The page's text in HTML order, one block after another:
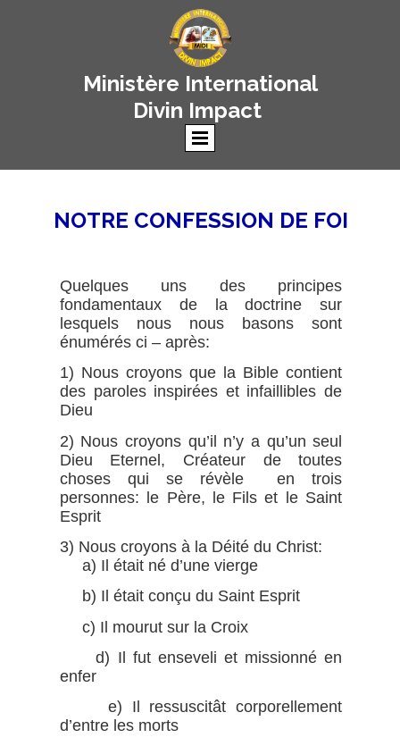
Ministère International
Divin Impact
NOTRE CONFESSION DE FOI
Quelques uns des principes
fondamentaux de la doctrine sur
lesquels nous nous basons sont
énumérés ci – après:
1) Nous croyons que la Bible contient
des paroles inspirées et infaillibles de
Dieu
2) Nous croyons qu’il n’y a qu’un seul
Dieu Eternel, Créateur de toutes
choses qui se révèle en trois
personnes: le Père, le Fils et le Saint
Esprit
3) Nous croyons à la Déité du Christ:
a) Il était né d’une vierge
b) Il était conçu du Saint Esprit
c) Il mourut sur la Croix
d) Il fut enseveli et missionné en
enfer
e) Il ressuscitât corporellement
d’entre les morts